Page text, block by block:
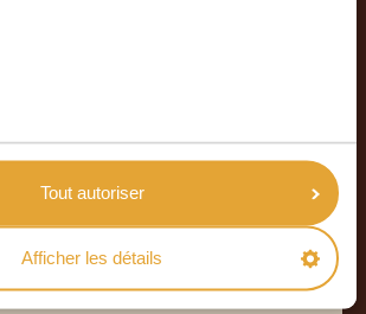
Tout autoriser
Afficher les détails